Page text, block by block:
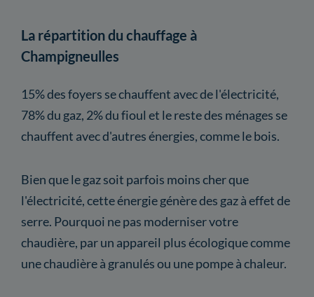
La répartition du chauffage à
Champigneulles
15% des foyers se chauffent avec de l'électricité,
78% du gaz, 2% du fioul et le reste des ménages se
chauffent avec d'autres énergies, comme le bois.
Bien que le gaz soit parfois moins cher que
l'électricité, cette énergie génère des gaz à effet de
serre. Pourquoi ne pas moderniser votre
chaudière, par un appareil plus écologique comme
une chaudière à granulés ou une pompe à chaleur.